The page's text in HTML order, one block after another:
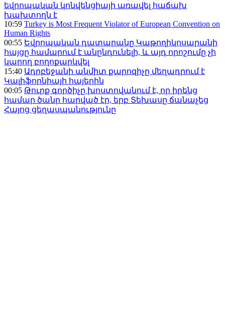
եվրոպական կոնվենցիայի առավել հաճախ
խախտողն է
10:59 Turkey is Most Frequent Violator of European Convention on
Human Rights
00:55 Եվրոպական դատարանը Կաթողիկոսարանի
հայցը համարում է անընդունելի, և այդ որոշումը չի
կարող բողոքարկվել
15:40 Ադրբեջանի անմիտ քարոզիչը մեղադրում է
Կալիֆորնիայի հայերին
00:05 Թուրք գործիչը խոստովանում է, որ իրենց
համար ծանր հարված էր, երբ Տեխասը ճանաչեց
Հայոց ցեղասպանությունը